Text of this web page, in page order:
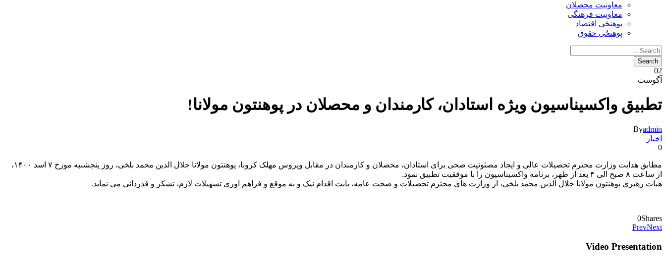
معاونیت محصلان
معاونیت فرهنگی
پوهنځی اقتصاد
پوهنځی حقوق
02
آگوست
تطبیق واکسیناسیون ویژه استادان، کارمندان و‌ محصلان در پوهنتون مولانا!
Byadmin
اخبار
0
مطابق هدایت‌ وزارت محترم تحصیلات عالی و ایجاد مصئونیت صحی برای استادان، محصلان و کارمندان در مقابل ویروس مهلک کرونا، پوهنتون مولانا جلال الدین محمد بلخی، روز پنجشنبه مورخ ۷ اسد ۱۴۰۰،
از ساعت ۸ صبح الی ۴ بعد از ظهر، برنامه واکسیناسیون را با موفقیت تطبیق نمود.
هیات رهبری پوهنتون مولانا جلال الدین محمد بلخی، از وزارت های محترم تحصیلات و صحت عامه، بابت اقدام نیک و به موقع و فراهم اوری تسهیلات لازم، تشکر و قدردانی می نماید.
0Shares
PrevNext
Video Presentation